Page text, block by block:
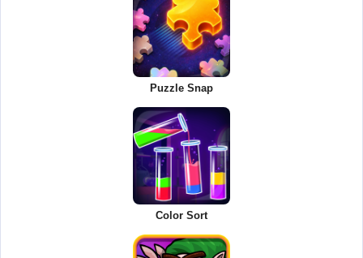
Puzzle Snap
Color Sort